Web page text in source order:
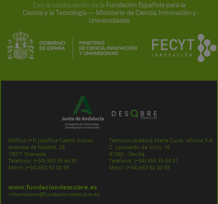
Con la colaboración de la Fundación Española para la
Ciencia y la Tecnología — Ministerio de Ciencia, Innovación y
Universidades
Edificio I+D Josefina Castro Vizoso
Avenida de Madrid, 28
18071 Granada
Teléfono: (+34) 955 35 64 81
Móvil: (+34) 663 92 00 93
Tecnoincubadora Marie Curie, oficina 3-A
C. Leonardo da Vinci, 18
41092 - Sevilla
Teléfono: (+34) 955 35 64 81
Móvil: (+34) 663 92 00 93
www.fundaciondescubre.es
informacion@fundaciondescubre.es